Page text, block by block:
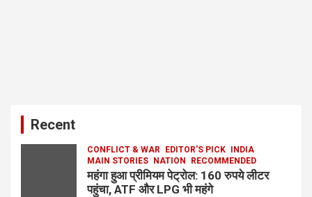
Recent
CONFLICT & WAR EDITOR'S PICK
INDIA
MAIN STORIES
NATION RECOMMENDED
महंगा हुआ प्रीमियम पेट्रोल: 160 रुपये लीटर
पहुंचा, ATF और LPG भी महंगे